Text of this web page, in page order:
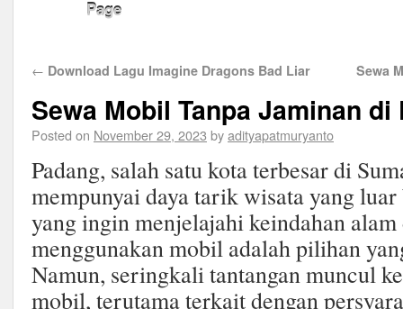
Page
← Download Lagu Imagine Dragons Bad Liar Sewa
Sewa Mobil Tanpa Jaminan di
Posted on November 29, 2023 byadityapatmuryanto
Padang, salah satu kota terbesar di
mempunyai daya tarik wisata yang
yang ingin menjelajahi keindahan
menggunakan mobil adalah pilihan
Namun, seringkali tantangan muncul
mobil, terutama terkait dengan